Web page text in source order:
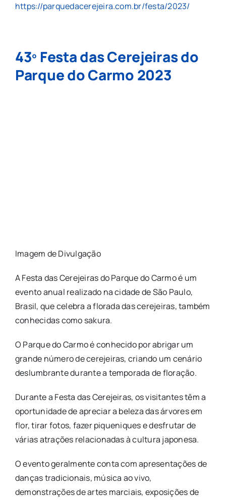
https://parquedacerejeira.com.br/festa/2023/
43º Festa das Cerejeiras do
Parque do Carmo 2023
Imagem de Divulgação
A Festa das Cerejeiras do Parque do Carmo é um
evento anual realizado na cidade de São Paulo,
Brasil, que celebra a florada das cerejeiras, também
conhecidas como sakura.
O Parque do Carmo é conhecido por abrigar um
grande número de cerejeiras, criando um cenário
deslumbrante durante a temporada de floração.
Durante a Festa das Cerejeiras, os visitantes têm a
oportunidade de apreciar a beleza das árvores em
flor, tirar fotos, fazer piqueniques e desfrutar de
várias atrações relacionadas à cultura japonesa.
O evento geralmente conta com apresentações de
danças tradicionais, música ao vivo,
demonstrações de artes marciais, exposições de